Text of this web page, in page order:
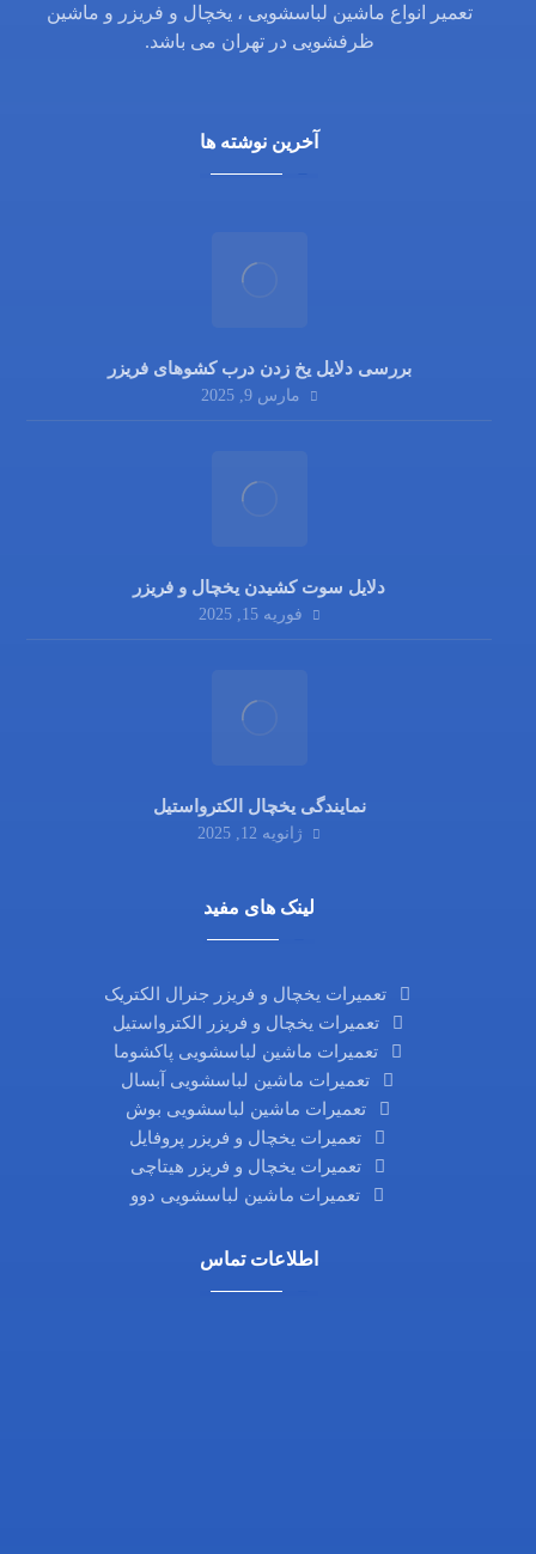
تعمیر انواع ماشین لباسشویی ، یخچال و فریزر و ماشین
ظرفشویی در تهران می باشد.
آخرین نوشته ها
بررسی دلایل یخ زدن درب کشوهای فریزر
مارس 9, 2025
دلایل سوت کشیدن یخچال و فریزر
فوریه 15, 2025
نمایندگی یخچال الکترواستیل
ژانویه 12, 2025
لینک های مفید
تعمیرات یخچال و فریزر جنرال الکتریک
تعمیرات یخچال و فریزر الکترواستیل
تعمیرات ماشین لباسشویی پاکشوما
تعمیرات ماشین لباسشویی آبسال
تعمیرات ماشین لباسشویی بوش
تعمیرات یخچال و فریزر پروفایل
تعمیرات یخچال و فریزر هیتاچی
تعمیرات ماشین لباسشویی دوو
اطلاعات تماس